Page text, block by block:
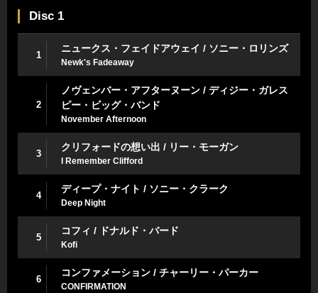
Disc 1
1
ニュークス・フェイドアウェイ / ソニー・ロリンズ
Newk's Fadeaway
2
ノヴェンバー・アフターヌーン / ディジー・ガレス
ピー・ビッグ・バンド
November Afternoon
3
クリフォードの想い出 / リー・モーガン
I Remember Clifford
4
ディープ・ナイト / ソニー・クラーク
Deep Night
5
コフィ / ドナルド・バード
Kofi
6
コンファメーション / チャーリー・パーカー
CONFIRMATION